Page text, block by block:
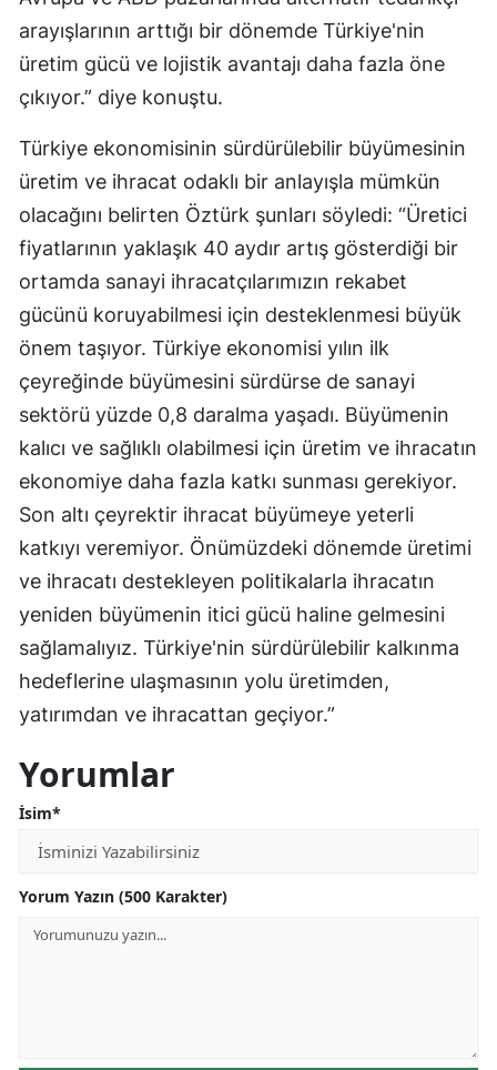
arayışlarının arttığı bir dönemde Türkiye'nin
üretim gücü ve lojistik avantajı daha fazla öne
çıkıyor.” diye konuştu.
Türkiye ekonomisinin sürdürülebilir büyümesinin
üretim ve ihracat odaklı bir anlayışla mümkün
olacağını belirten Öztürk şunları söyledi: “Üretici
fiyatlarının yaklaşık 40 aydır artış gösterdiği bir
ortamda sanayi ihracatçılarımızın rekabet
gücünü koruyabilmesi için desteklenmesi büyük
önem taşıyor. Türkiye ekonomisi yılın ilk
çeyreğinde büyümesini sürdürse de sanayi
sektörü yüzde 0,8 daralma yaşadı. Büyümenin
kalıcı ve sağlıklı olabilmesi için üretim ve ihracatın
ekonomiye daha fazla katkı sunması gerekiyor.
Son altı çeyrektir ihracat büyümeye yeterli
katkıyı veremiyor. Önümüzdeki dönemde üretimi
ve ihracatı destekleyen politikalarla ihracatın
yeniden büyümenin itici gücü haline gelmesini
sağlamalıyız. Türkiye'nin sürdürülebilir kalkınma
hedeflerine ulaşmasının yolu üretimden,
yatırımdan ve ihracattan geçiyor.”
Yorumlar
İsim*
Yorum Yazın (500 Karakter)